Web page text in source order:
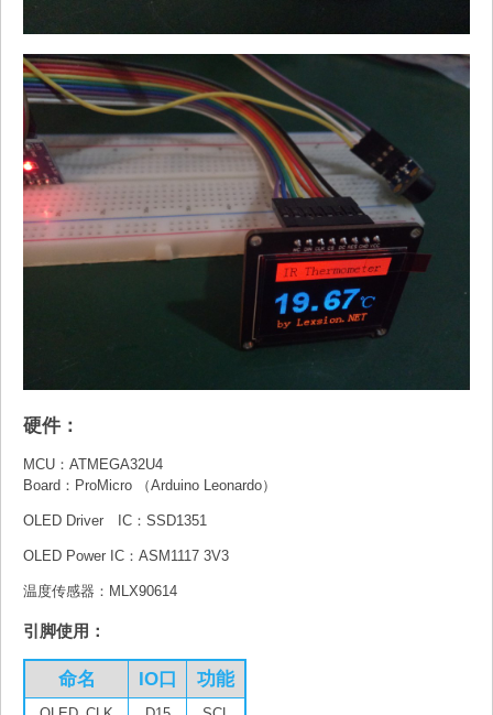
硬件：
MCU：ATMEGA32U4
Board：ProMicro （Arduino Leonardo）
OLED Driver IC：SSD1351
OLED Power IC：ASM1117 3V3
温度传感器：MLX90614
引脚使用：
命名 IO口 功能